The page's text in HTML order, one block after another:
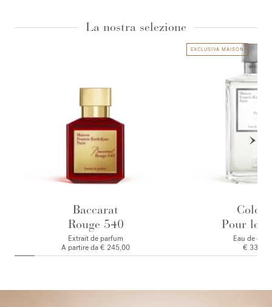
La nostra selezione
Baccarat
Rouge 540
Extrait de parfum
A partire da€ 245,00
EXCLUSIVA MAISON
Pour le
Eau de
€ 335,00